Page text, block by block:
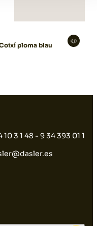
ploma blau
10 3 1 48 - 9 34 393 01 1